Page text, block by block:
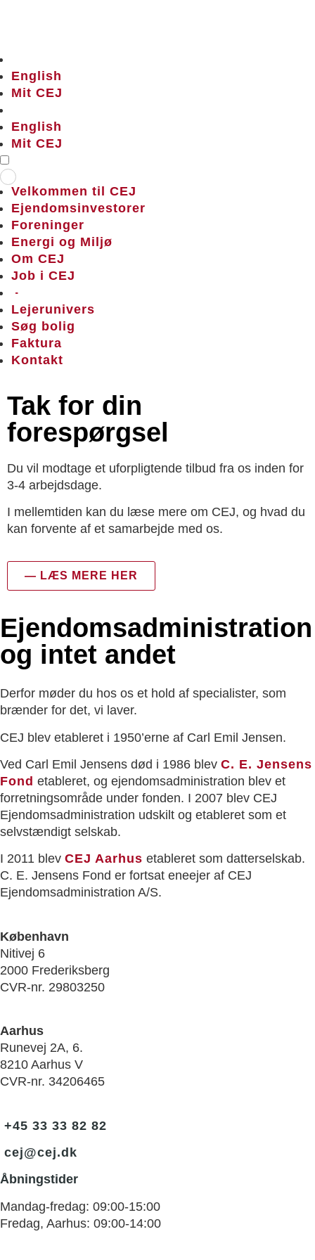
English
Mit CEJ
English
Mit CEJ
Velkommen til CEJ
Ejendomsinvestorer
Foreninger
Energi og Miljø
Om CEJ
Job i CEJ
–
Lejerunivers
Søg bolig
Faktura
Kontakt
Tak for din
forespørgsel
Du vil modtage et uforpligtende tilbud fra os inden for
3-4 arbejdsdage.
I mellemtiden kan du læse mere om CEJ, og hvad du
kan forvente af et samarbejde med os.
— LÆS MERE HER
Ejendoms­administration
og intet andet
Derfor møder du hos os et hold af specialister, som
brænder for det, vi laver.
CEJ blev etableret i 1950’erne af Carl Emil Jensen.
Ved Carl Emil Jensens død i 1986 blev C. E. Jensens
Fond etableret, og ejendomsadministration blev et
forretningsområde under fonden. I 2007 blev CEJ
Ejendomsadministration udskilt og etableret som et
selvstændigt selskab.
I 2011 blev CEJ Aarhus etableret som datterselskab.
C. E. Jensens Fond er fortsat eneejer af CEJ
Ejendomsadministration A/S.
København
Nitivej 6
2000 Frederiksberg
CVR-nr. 29803250
Aarhus
Runevej 2A, 6.
8210 Aarhus V
CVR-nr. 34206465
+45 33 33 82 82
cej@cej.dk
Åbningstider
Mandag-fredag: 09:00-15:00
Fredag, Aarhus: 09:00-14:00